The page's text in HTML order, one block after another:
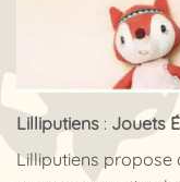
Lilliputiens : Jouets
Lilliputiens propose